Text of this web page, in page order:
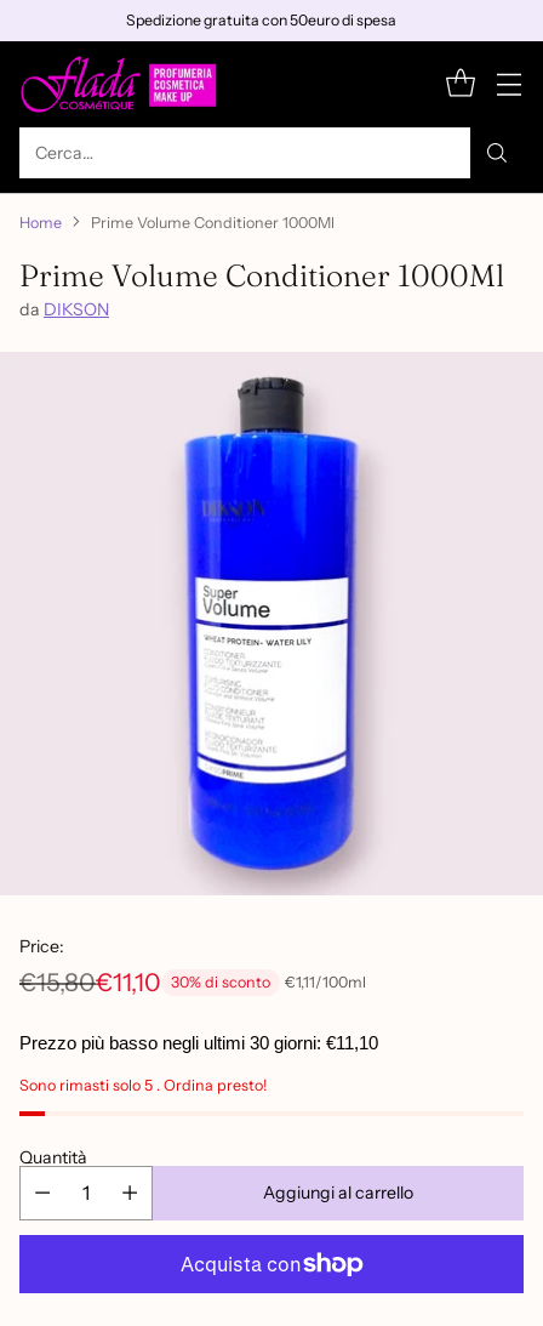
Spedizione gratuita con 50euro di spesa
Cerca…
Home Prime Volume Conditioner 1000Ml
Prime Volume Conditioner 1000Ml
da DIKSON
Price:
Prezzo
di
listino
€15,80€11,10 30% di sconto
Prezzo
€1,11/
per 100ml
Prezzo più basso negli ultimi 30 giorni: €11,10
Sono rimasti solo 5 . Ordina presto!
Quantità
Aggiungi al carrello